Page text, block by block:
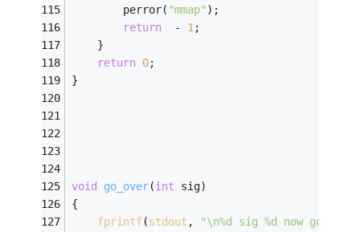
		perror(
"mmap" );
return
  -
1;
	}
return 0;
}
void go_over(int sig)
{
fprintf(stdout ,
"\n%d sig %d now go